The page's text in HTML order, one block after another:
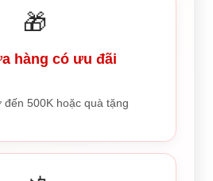
🎁
hàng có ưu đãi
đến 500K hoặc quà tặng